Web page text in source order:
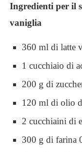
Ingredienti per il
vaniglia
360 ml di latte
1 cucchiaio di
200 g di
120 ml di olio
2 cucchiaini di
300 g di farina